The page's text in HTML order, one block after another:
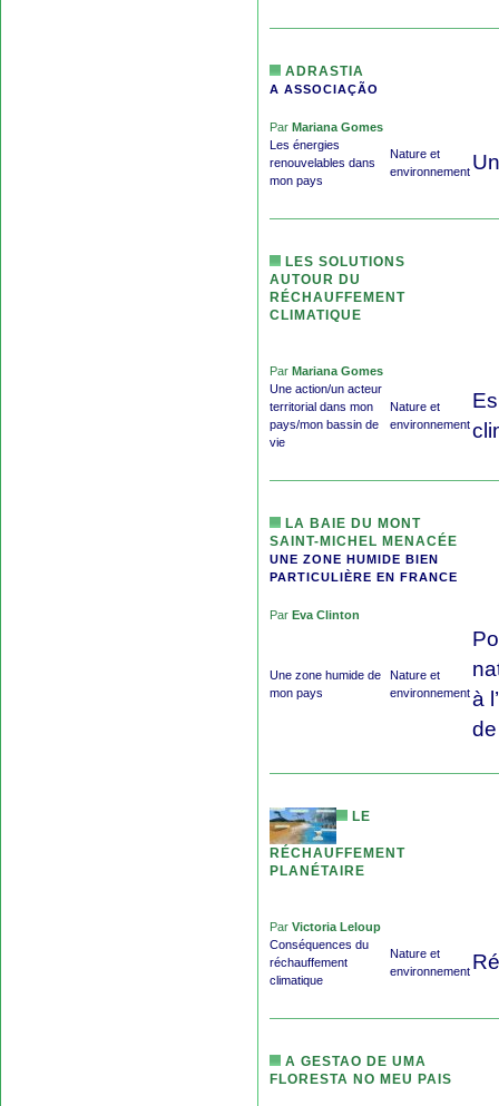
ADRASTIA
A ASSOCIAÇÃO
Par Mariana Gomes
Les énergies
renouvelables dans
mon pays
Nature et
environnement
LES SOLUTIONS
AUTOUR DU
RÉCHAUFFEMENT
CLIMATIQUE
Par Mariana Gomes
Une action/un acteur
territorial dans mon
pays/mon bassin de
vie
Nature et
environnement
LA BAIE DU MONT
SAINT-MICHEL MENACÉE
UNE ZONE HUMIDE BIEN
PARTICULIÈRE EN FRANCE
Par Eva Clinton
Une zone humide de
mon pays
Nature et
environnementà
LE
RÉCHAUFFEMENT
PLANÉTAIRE
Par Victoria Leloup
Conséquences du
réchauffement
climatique
Nature et
environnement
A GESTAO DE UMA
FLORESTA NO MEU PAIS